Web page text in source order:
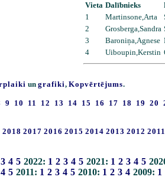
Vieta Dalībnieks
1
Martinsone,Arta
2
Grosberga,Sandra
3
Baroniņa,Agnese
4
Uiboupin,Kerstin
un grafiki, Kopvērtējums.
9 10 11 12 13 14 15 16 17 18 19 20
2018 2017 2016 2015 2014 2013 2012 2011
3 4 5 2022: 1 2 3 4 5 2021: 1 2 3 4 5
4 5 2011: 1 2 3 4 5 2010: 1 2 3 4 2009: 1